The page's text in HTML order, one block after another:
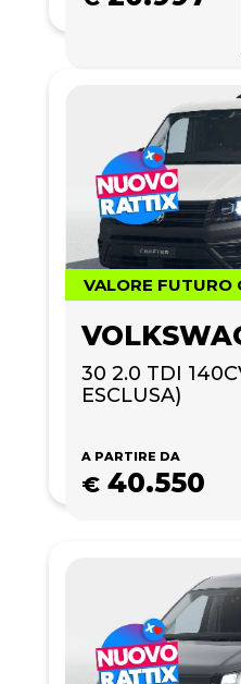
VALORE FUTURO
30 2.0 TDI
ESCLUSA)
A PARTIRE DA
€ 40.550